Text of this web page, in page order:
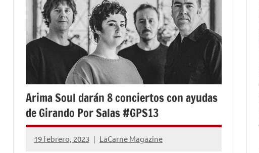
Arima Soul darán 8 conciertos con ayudas
de Girando Por Salas #GPS13
19 febrero, 2023 LaCarne Magazine
No